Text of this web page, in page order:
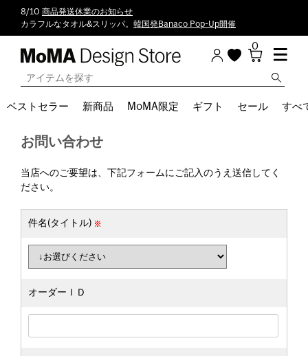
8/10 商品発送休業のお知らせ
カラフルなタオル&スリッパ。 韓国発Banaco Pop-Up開催
0
ベストセラー 新商品 MoMA限定 ギフト セール すべ
お問い合わせ
当店へのご要望は、下記フォームにご記入のうえ送信してく
ださい。
件名(タイトル)
オーダーＩＤ